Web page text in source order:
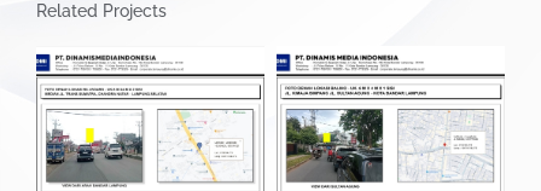
Related Projects